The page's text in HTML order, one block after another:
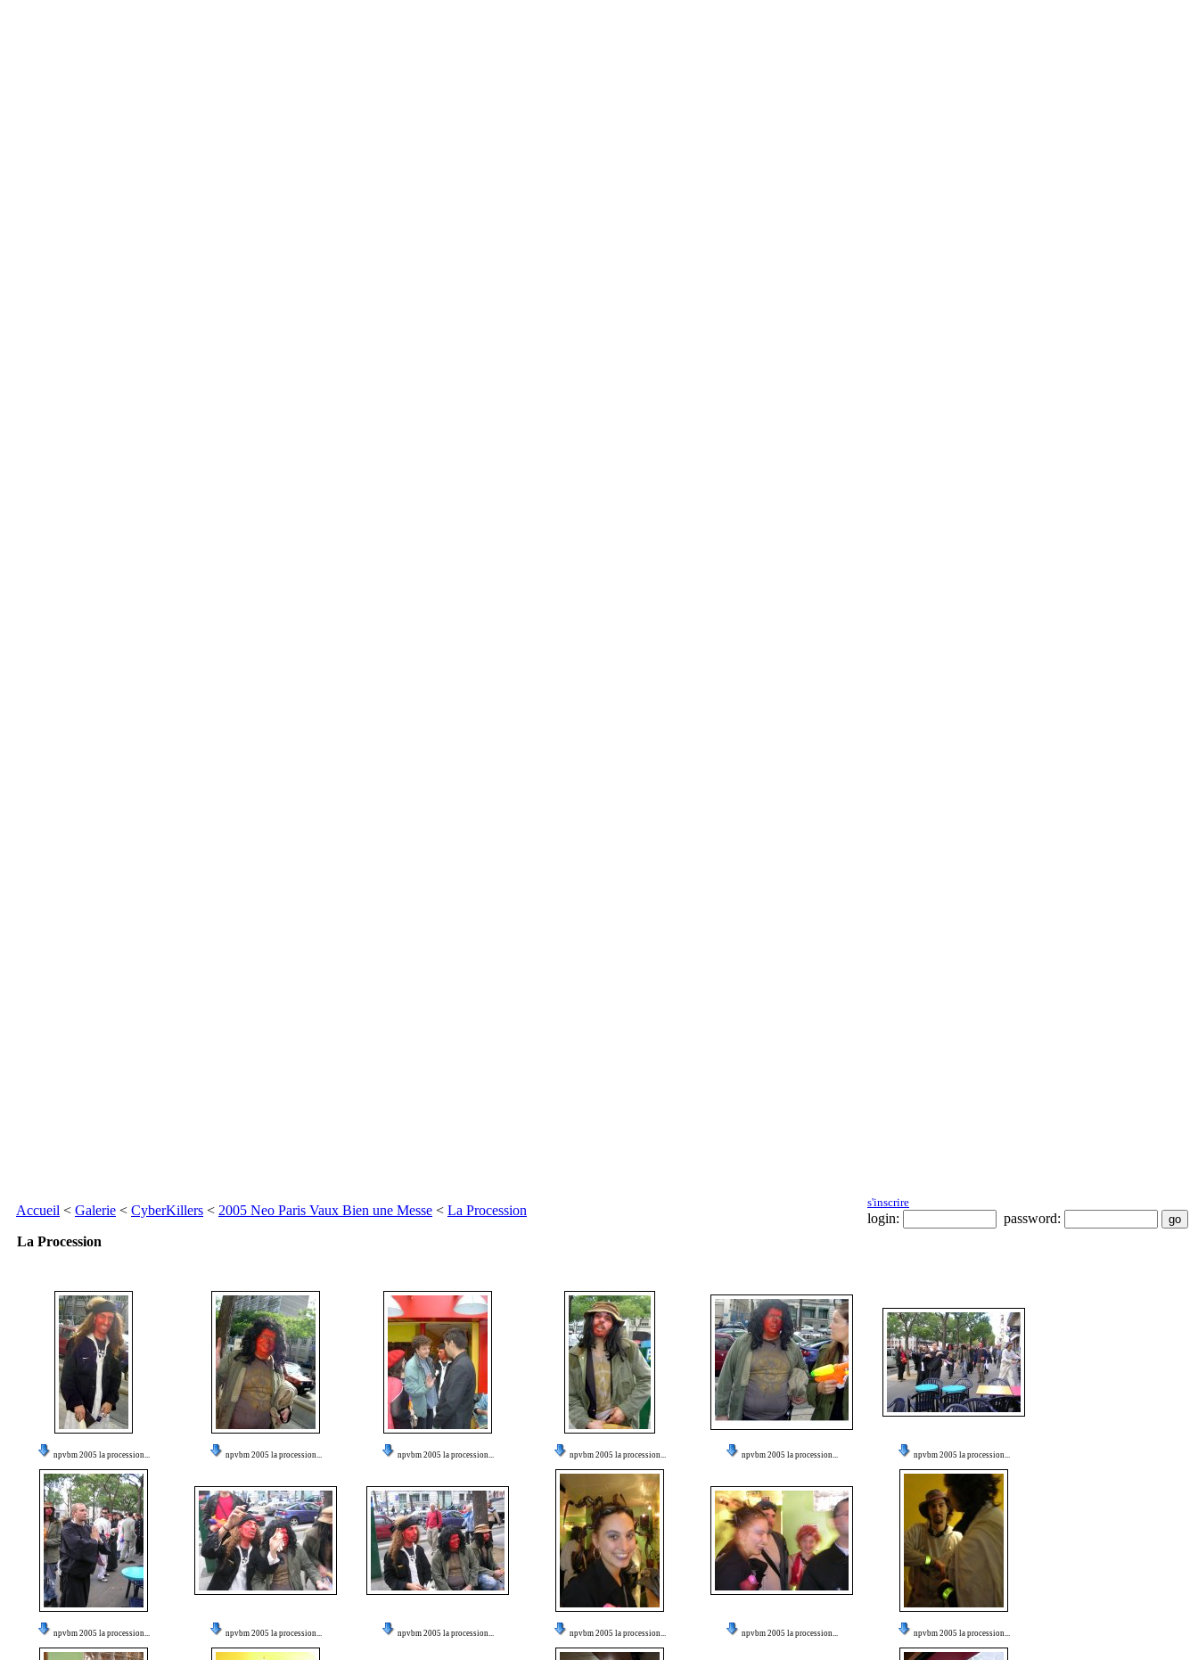
Accueil < Galerie < CyberKillers < 2005 Neo Paris Vaux Bien une Messe < La Procession
s'inscrire
login:
password:
La Procession
npvbm 2005 la procession... npvbm 2005 la procession... npvbm 2005 la procession... npvbm 2005 la procession... npvbm 2005 la procession... npvbm 2005 la procession...
npvbm 2005 la procession... npvbm 2005 la procession... npvbm 2005 la procession... npvbm 2005 la procession... npvbm 2005 la procession... npvbm 2005 la procession...